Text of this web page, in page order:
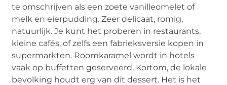
te omschrijven als een zoete vanilleomelet of
melk en eierpudding. Zeer delicaat, romig,
natuurlijk. Je kunt het proberen in restaurants,
kleine cafés, of zelfs een fabrieksversie kopen in
supermarkten. Roomkaramel wordt in hotels
vaak op buffetten geserveerd. Kortom, de lokale
bevolking houdt erg van dit dessert. Het is het